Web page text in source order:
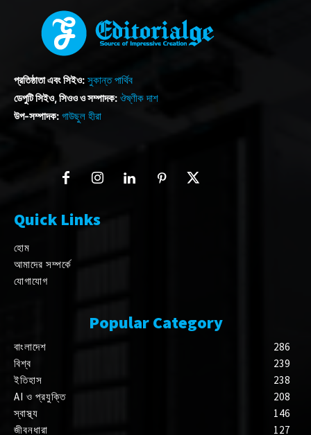
প্রতিষ্ঠাতা এবং সিইও: সুকান্ত পার্থিব
ডেপুটি সিইও, সিওও ও সম্পাদক: ঔষ্ণীক দাশ
উপ-সম্পাদক: গাউছুল হীরা
Quick Links
হোম
আমাদের সম্পর্কে
যোগাযোগ
Popular Category
বাংলাদেশ
286
বিশ্ব
239
ইতিহাস
238
AI ও প্রযুক্তি
208
স্বাস্থ্য
146
জীবনধারা
127